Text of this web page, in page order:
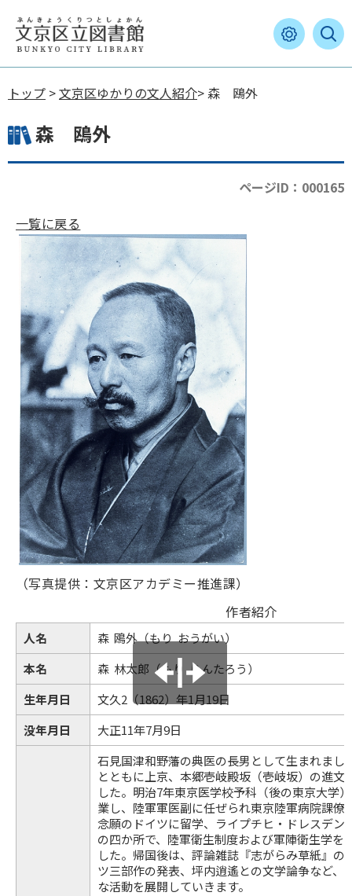
トップ >文京区ゆかりの文人紹介> 森 鴎外
森 鴎外
ページID：000165
一覧に戻る
（写真提供：文京区アカデミー推進課）
作者紹介
人名
森 鴎外（もり おうがい）
本名
森 林太郎（もり りんたろう）
生年月日
文久2（1862）年1月19日
没年月日
大正11年7月9日
石見国津和野藩の典医の長男として生まれまし
とともに上京、本郷壱岐殿坂（壱岐坂）の進文
した。明治7年東京医学校予科（後の東京大学
業し、陸軍軍医副に任ぜられ東京陸軍病院課僚
念願のドイツに留学、ライプチヒ・ドレスデン
の四か所で、陸軍衛生制度および軍陣衛生学を
した。帰国後は、評論雑誌『志がらみ草紙』の
ツ三部作の発表、坪内逍遙との文学論争など、
な活動を展開していきます。